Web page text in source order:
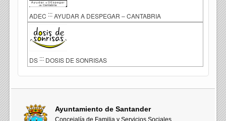
ADEC ::: AYUDAR A DESPEGAR – CANTABRIA
DS ::: DOSIS DE SONRISAS
Ayuntamiento de Santander
Concejalía de Familia y Servicios Sociales